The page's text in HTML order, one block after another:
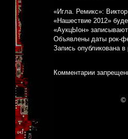
«Игла. Ремикс»:
«Нашествие 2012»
«АукцЫон»
Объявлены даты рок-
Запись опубликована в
Комментарии
©